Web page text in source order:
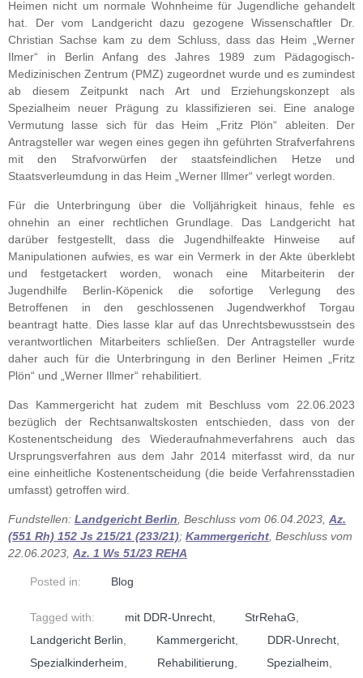
Heimen nicht um normale Wohnheime für Jugendliche gehandelt
hat. Der vom Landgericht dazu gezogene Wissenschaftler Dr.
Christian Sachse kam zu dem Schluss, dass das Heim „Werner
Ilmer“ in Berlin Anfang des Jahres 1989 zum Pädagogisch-
Medizinischen Zentrum (PMZ) zugeordnet wurde und es zumindest
ab diesem Zeitpunkt nach Art und Erziehungskonzept als
Spezialheim neuer Prägung zu klassifizieren sei. Eine analoge
Vermutung lasse sich für das Heim „Fritz Plön“ ableiten. Der
Antragsteller war wegen eines gegen ihn geführten Strafverfahrens
mit den Strafvorwürfen der staatsfeindlichen Hetze und
Staatsverleumdung in das Heim „Werner Illmer“ verlegt worden.
Für die Unterbringung über die Volljährigkeit hinaus, fehle es
ohnehin an einer rechtlichen Grundlage. Das Landgericht hat
darüber festgestellt, dass die Jugendhilfeakte Hinweise auf
Manipulationen aufwies, es war ein Vermerk in der Akte überklebt
und festgetackert worden, wonach eine Mitarbeiterin der
Jugendhilfe Berlin-Köpenick die sofortige Verlegung des
Betroffenen in den geschlossenen Jugendwerkhof Torgau
beantragt hatte. Dies lasse klar auf das Unrechtsbewusstsein des
verantwortlichen Mitarbeiters schließen. Der Antragsteller wurde
daher auch für die Unterbringung in den Berliner Heimen „Fritz
Plön“ und „Werner Illmer“ rehabilitiert.
Das Kammergericht hat zudem mit Beschluss vom 22.06.2023
bezüglich der Rechtsanwaltskosten entschieden, dass von der
Kostenentscheidung des Wiederaufnahmeverfahrens auch das
Ursprungsverfahren aus dem Jahr 2014 miterfasst wird, da nur
eine einheitliche Kostenentscheidung (die beide Verfahrensstadien
umfasst) getroffen wird.
Fundstellen: Landgericht Berlin , Beschluss vom 06.04.2023, Az.
(551 Rh) 152 Js 215/21 (233/21); Kammergericht , Beschluss vom
22.06.2023, Az. 1 Ws 51/23 REHA
Posted in: Blog
Tagged with: mit DDR-Unrecht, StrRehaG
Landgericht Berlin
Kammergericht, DDR-Unrecht
Spezialkinderheim, Rehabilitierung, Spezialheim,